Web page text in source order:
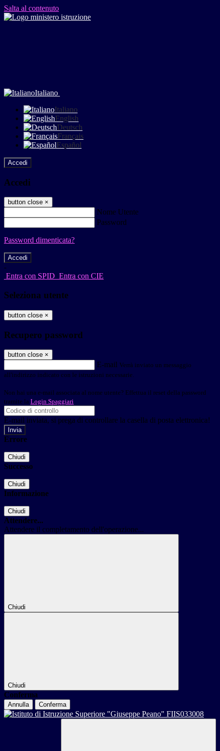
Salta al contenuto
Italiano
Italiano
English
Deutsch
Français
Español
Accedi
Accedi
button close ×
Nome Utente
Password
Password dimenticata?
-
Entra con SPID Entra con CIE
Seleziona utente
button close ×
Recupero password
button close ×
E-mail Verrà inviato un messaggio
all'indirizzo indicato con le istruzioni necessarie.
Non hai una e-mail associata al nome utente? Effettua il reset della password
tramite la Login Spaggiari
E-mail inviata, si prega di controllare la casella di posta elettronica!
Errore
Chiudi
Successo
Chiudi
Informazione
Chiudi
Attendere...
Attendere il completamento dell'operazione...
Chiudi
Chiudi
Conferma
Annulla Conferma